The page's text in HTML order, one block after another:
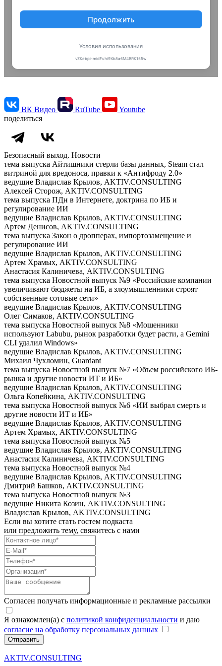
ВК Видео RuTube
Youtube
поделиться
Безопасный выход. Новости
тема выпуска Айтишники стерли базы данных, Steam стал
витриной для вредоноса, правки к «Антифроду 2.0»
ведущие Владислав Крылов, AKTIV.CONSULTING
Алексей Сторож, AKTIV.CONSULTING
тема выпуска ПДн в Интернете, доктрина по ИБ и
регулирование ИИ
ведущие Владислав Крылов, AKTIV.CONSULTING
Артем Денисов, AKTIV.CONSULTING
тема выпуска Закон о дропперах, импортозамещение и
регулирование ИИ
ведущие Владислав Крылов, AKTIV.CONSULTING
Артем Храмых, AKTIV.CONSULTING
Анастасия Калиничева, AKTIV.CONSULTING
тема выпуска Новостной выпуск №9 «Российские компании
увеличивают бюджеты на ИБ, а злоумышленники строят
собственные сотовые сети»
ведущие Владислав Крылов, AKTIV.CONSULTING
Олег Симаков, AKTIV.CONSULTING
тема выпуска Новостной выпуск №8 «Мошенники
используют Labubu, рынок разработки будет расти, а Gemini
CLI удалил Windows»
ведущие Владислав Крылов, AKTIV.CONSULTING
Михаил Чухломин, Guardant
тема выпуска Новостной выпуск №7 «Объем российского ИБ-
рынка и другие новости ИТ и ИБ»
ведущие Владислав Крылов, AKTIV.CONSULTING
Ольга Копейкина, AKTIV.CONSULTING
тема выпуска Новостной выпуск №6 «ИИ выбрал смерть и
другие новости ИТ и ИБ»
ведущие Владислав Крылов, AKTIV.CONSULTING
Артем Храмых, AKTIV.CONSULTING
тема выпуска Новостной выпуск №5
ведущие Владислав Крылов, AKTIV.CONSULTING
Анастасия Калиничева, AKTIV.CONSULTING
тема выпуска Новостной выпуск №4
ведущие Владислав Крылов, AKTIV.CONSULTING
Дмитрий Башков, AKTIV.CONSULTING
тема выпуска Новостной выпуск №3
ведущие Никита Козин, AKTIV.CONSULTING
Владислав Крылов, AKTIV.CONSULTING
Если вы хотите стать гостем подкаста
или предложить тему, свяжитесь с нами
Согласен получать информационные и рекламные рассылки
Я ознакомлен(а) с политикой конфиденциальности и даю
согласие на обработку персональных данных
Отправить
AKTIV.CONSULTING